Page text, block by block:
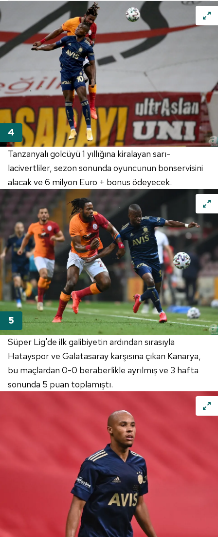
Tanzanyalı golcüyü 1 yıllığına kiralayan sarı-
lacivertliler, sezon sonunda oyuncunun bonservisini
alacak ve 6 milyon Euro + bonus ödeyecek.
Süper Lig'de ilk galibiyetin ardından sırasıyla
Hatayspor ve Galatasaray karşısına çıkan Kanarya,
bu maçlardan 0-0 beraberlikle ayrılmış ve 3 hafta
sonunda 5 puan toplamıştı.